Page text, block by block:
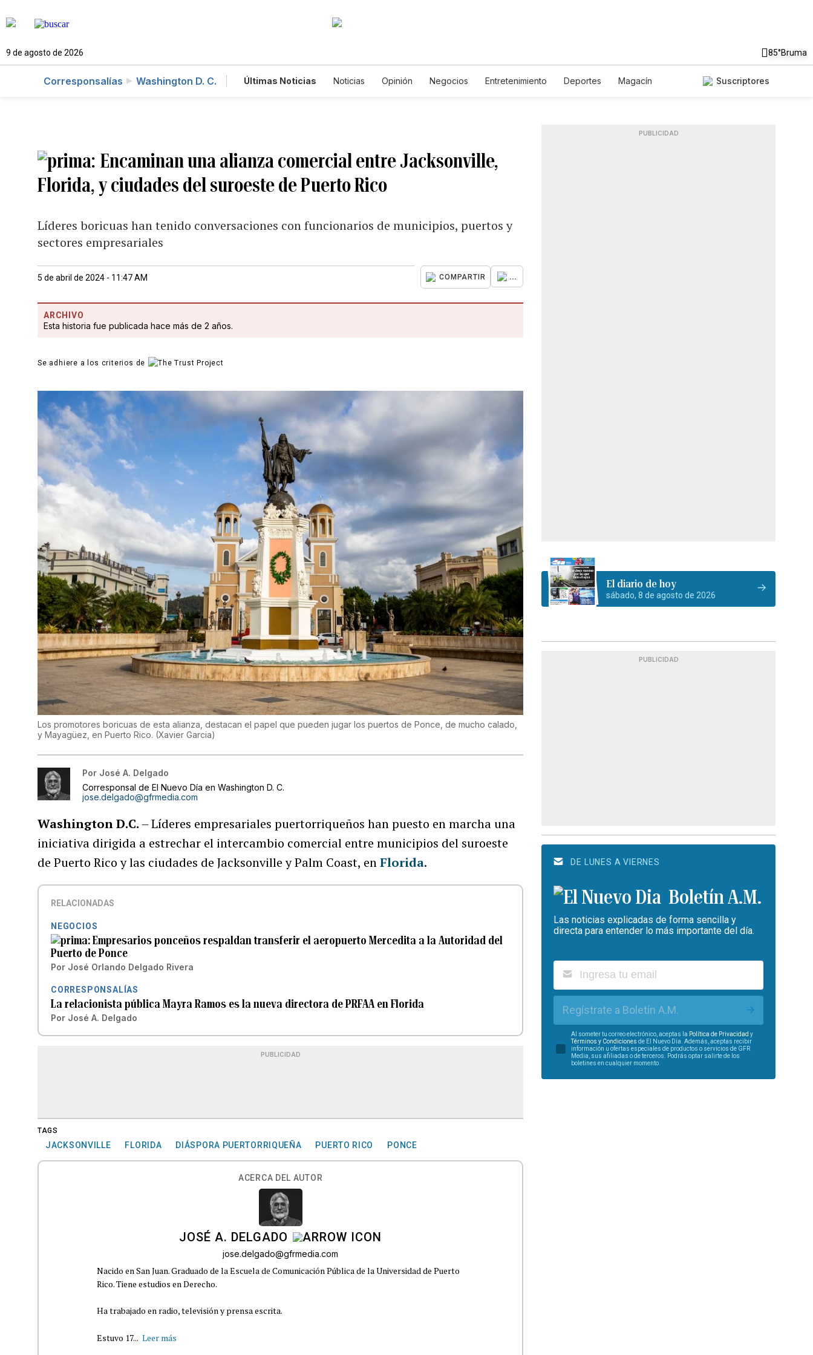
9 de agosto de 2026 85°Bruma
Corresponsalías Washington D. C. Últimas Noticias Noticias Opinión Negocios Entretenimiento Deportes
Magacín
Suscriptores
Encaminan una alianza comercial entre Jacksonville,
Florida, y ciudades del suroeste de Puerto Rico
Líderes boricuas han tenido conversaciones con funcionarios de municipios, puertos y
sectores empresariales
5 de abril de 2024 - 11:47 AM COMPARTIR ...
ARCHIVO
Esta historia fue publicada hace más de 2 años.
Se adhiere a los criterios de
Los promotores boricuas de esta alianza, destacan el papel que pueden jugar los puertos de Ponce, de mucho calado,
y Mayagüez, en Puerto Rico. (Xavier Garcia)
Por José A. Delgado
Corresponsal de El Nuevo Día en Washington D. C.
jose.delgado@gfrmedia.com
Washington D.C. – Líderes empresariales puertorriqueños han puesto en marcha una
iniciativa dirigida a estrechar el intercambio comercial entre municipios del suroeste
de Puerto Rico y las ciudades de Jacksonville y Palm Coast, enFlorida.
RELACIONADAS
NEGOCIOS
Empresarios ponceños respaldan transferir el aeropuerto Mercedita a la Autoridad del
Puerto de Ponce
Por José Orlando Delgado Rivera
CORRESPONSALÍAS
La relacionista pública Mayra Ramos es la nueva directora de PRFAA en Florida
Por José A. Delgado
PUBLICIDAD
TAGS
JACKSONVILLE FLORIDA DIÁSPORA PUERTORRIQUEÑA PUERTO RICO PONCE
ACERCA DEL AUTOR
JOSÉ A. DELGADO
jose.delgado@gfrmedia.com
Nacido en San Juan. Graduado de la Escuela de Comunicación Pública de la Universidad de Puerto
Rico. Tiene estudios en Derecho.
Ha trabajado en radio, televisión y prensa escrita.
Estuvo 17... Leer más
PUBLICIDAD
El diario de hoy
sábado, 8 de agosto de 2026
PUBLICIDAD
DE LUNES A VIERNES
Boletín A.M.
Las noticias explicadas de forma sencilla y
directa para entender lo más importante del día.
Regístrate a Boletín A.M.
Al someter tu correo electrónico, aceptas la Política de Privacidad y
Términos y Condiciones de El Nuevo Día. Además, aceptas recibir
información u ofertas especiales de productos o servicios de GFR
Media, sus afiliadas o de terceros. Podrás optar salirte de los
boletines en cualquier momento.